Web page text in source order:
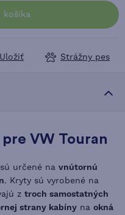
košíka
Uložiť Strážny pes
VW Touran
sú určené na vnútornú
. Kryty sú vyrobené na
z troch samostatných
strany kabíny na okná